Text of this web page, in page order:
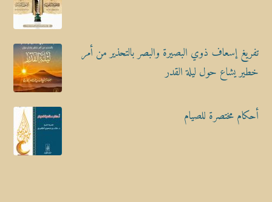
تفريغ إسعاف ذوي البصيرة والبصر بالتحذير من أمر
خطير يشاع حول ليلة القدر
أحكام مختصرة للصيام